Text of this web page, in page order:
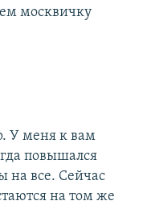
москвичку
У меня к вам
повышался
на все. Сейчас
на том же